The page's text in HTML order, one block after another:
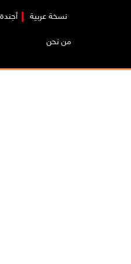
نسخة عربية
من نحن